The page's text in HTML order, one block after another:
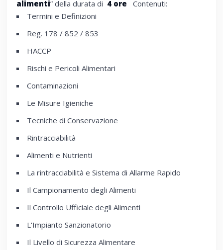
alimenti” della durata di 4 ore Contenuti:
Termini e Definizioni
Reg. 178 / 852 / 853
HACCP
Rischi e Pericoli Alimentari
Contaminazioni
Le Misure Igieniche
Tecniche di Conservazione
Rintracciabilità
Alimenti e Nutrienti
La rintracciabilità e Sistema di Allarme Rapido
Il Campionamento degli Alimenti
Il Controllo Ufficiale degli Alimenti
L'Impianto Sanzionatorio
Il Livello di Sicurezza Alimentare